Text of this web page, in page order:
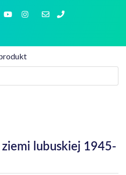
lubuskiej 1945-